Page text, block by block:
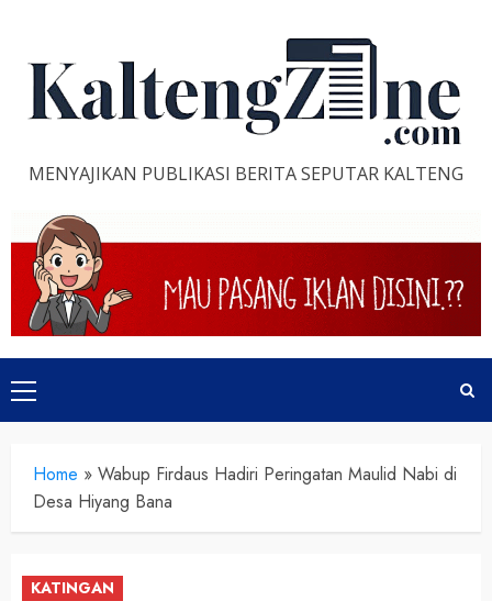
content
MENYAJIKAN PUBLIKASI BERITA SEPUTAR KALTENG
Primary
Menu
Home » Wabup Firdaus Hadiri Peringatan Maulid Nabi di
Desa Hiyang Bana
KATINGAN